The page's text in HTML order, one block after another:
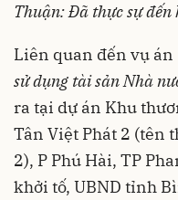
Thuận: Đã thực sự đến
Liên quan đến vụ án
sử dụng tài sản Nhà
ra tại dự án Khu
Tân Việt Phát 2 (tên
2), P Phú Hài, TP
khởi tố, UBND tỉnh